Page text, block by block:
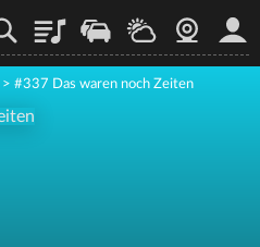
PlaylistStaupilotWetterWebcam
> #337 Das waren noch Zeiten